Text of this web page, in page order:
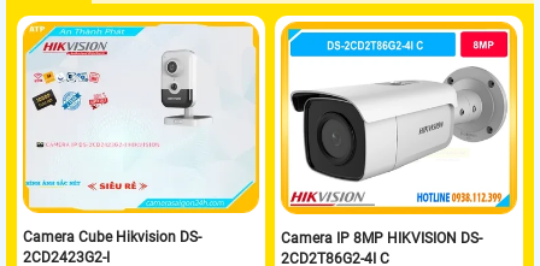
Camera Cube Hikvision DS-
2CD2423G2-I
Camera IP 8MP HIKVISION DS-
2CD2T86G2-4I C